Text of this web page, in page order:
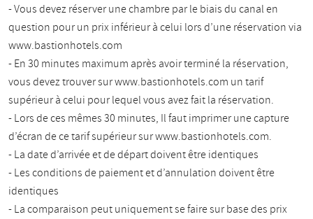
- Vous devez réserver une chambre par le biais du canal en
question pour un prix inférieur à celui lors d’une réservation via
www.bastionhotels.com
- En 30 minutes maximum après avoir terminé la réservation,
vous devez trouver sur www.bastionhotels.com un tarif
supérieur à celui pour lequel vous avez fait la réservation.
- Lors de ces mêmes 30 minutes, Il faut imprimer une capture
d’écran de ce tarif supérieur sur www.bastionhotels.com.
- La date d’arrivée et de départ doivent être identiques
- Les conditions de paiement et d’annulation doivent être
identiques
- La comparaison peut uniquement se faire sur base des prix